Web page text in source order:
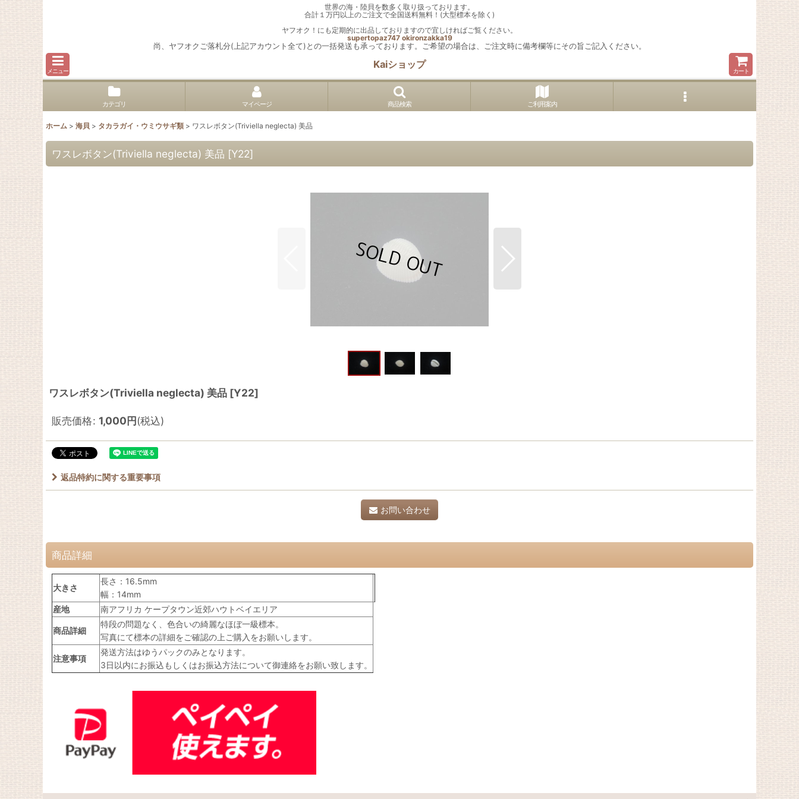
世界の海・陸貝を数多く取り扱っております。
合計１万円以上のご注文で全国送料無料！(大型標本を除く)
ヤフオク！にも定期的に出品しておりますので宜しければご覧ください。
supertopaz747 okironzakka19
尚、ヤフオクご落札分(上記アカウント全て)との一括発送も承っております。ご希望の場合は、ご注文時に備考欄等にその旨ご記入ください。
メニュー
Kaiショップ
カート
カテゴリ マイページ 商品検索 ご利用案内
ホーム > 海貝 > タカラガイ・ウミウサギ類 > ワスレボタン(Triviella neglecta) 美品
ワスレボタン(Triviella neglecta) 美品 [Y22]
ワスレボタン(Triviella neglecta) 美品 [Y22]
販売価格: 1,000円(税込)
返品特約に関する重要事項
お問い合わせ
商品詳細
大きさ
長さ：16.5mm
幅：14mm
産地
南アフリカ ケープタウン近郊ハウトベイエリア
商品詳細
特段の問題なく、色合いの綺麗なほぼ一級標本。
写真にて標本の詳細をご確認の上ご購入をお願いします。
注意事項
発送方法はゆうパックのみとなります。
3日以内にお振込もしくはお振込方法について御連絡をお願い致します。